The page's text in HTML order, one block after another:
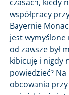
czasach, kiedy
współpracy
Bayernie
jest wymyślone
od zawsze był
kibicuję i nigdy
powiedzieć?
obcowania